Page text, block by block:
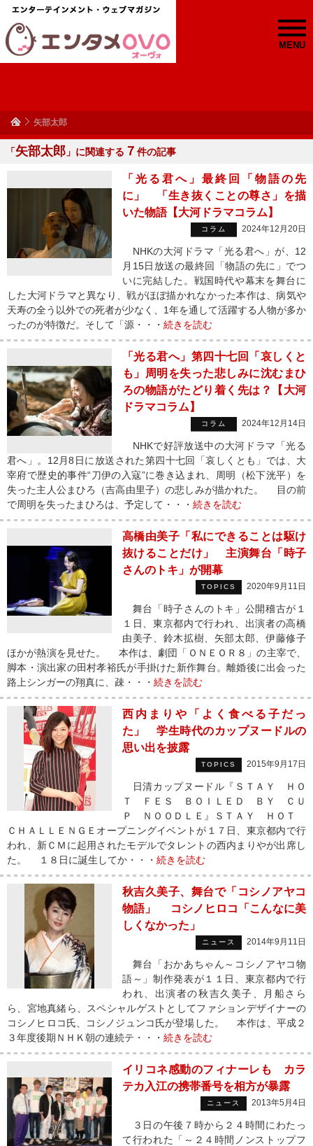
MENU
矢部太郎
「矢部太郎 」に関連する ７ 件の記事
「光る君へ」最終回「物語の先
に」 「生き抜くことの尊さ」を描
いた物語【大河ドラマコラム】
コラム 2024年12月20日
NHKの大河ドラマ「光る君へ」が、12
月15日放送の最終回「物語の先に」でつ
いに完結した。戦国時代や幕末を舞台に
した大河ドラマと異なり、戦がほぼ描かれなかった本作は、病気や
天寿の全う以外での死者が少なく、1年を通して活躍する人物が多か
ったのが特徴だ。そして「源・・・ 続きを読む
「光る君へ」第四十七回「哀しくと
も」周明を失った悲しみに沈むまひ
ろの物語がたどり着く先は？【大河
ドラマコラム】
コラム 2024年12月14日
NHKで好評放送中の大河ドラマ「光る
君へ」。12月8日に放送された第四十七回「哀しくとも」では、大
宰府で歴史的事件“刀伊の入寇”に巻き込まれ、周明（松下洸平）を
失った主人公まひろ（吉高由里子）の悲しみが描かれた。 目の前
で周明を失ったまひろは、予定して・・・ 続きを読む
高橋由美子「私にできることは駆け
抜けることだけ」 主演舞台「時子
さんのトキ」が開幕
TOPICS 2020年9月11日
舞台「時子さんのトキ」公開稽古が１
１日、東京都内で行われ、出演者の高橋
由美子、鈴木拡樹、矢部太郎、伊藤修子
ほかが熱演を見せた。 本作は、劇団「ＯＮＥＯＲ８」の主宰で、
脚本・演出家の田村孝裕氏が手掛けた新作舞台。離婚後に出会った
路上シンガーの翔真に、疎・・・ 続きを読む
西内まりや「よく食べる子だっ
た」 学生時代のカップヌードルの
思い出を披露
TOPICS 2015年9月17日
日清カップヌードル『ＳＴＡＹ ＨＯ
Ｔ ＦＥＳ ＢＯＩＬＥＤ ＢＹ ＣＵ
Ｐ ＮＯＯＤＬＥ』ＳＴＡＹ ＨＯＴ
ＣＨＡＬＬＥＮＧＥオープニングイベントが１７日、東京都内で行
われ、新ＣＭに起用されたモデルでタレントの西内まりやが出席し
た。 １８日に誕生してか・・・ 続きを読む
秋吉久美子、舞台で「コシノアヤコ
物語」 コシノヒロコ「こんなに美
しくなかった」
ニュース 2014年9月11日
舞台「おかあちゃん～コシノアヤコ物
語～」制作発表が１１日、東京都内で行
われ、出演者の秋吉久美子、月船さら
ら、宮地真緒ら、スペシャルゲストとしてファションデザイナーの
コシノヒロコ氏、コシノジュンコ氏が登場した。 本作は、平成２
３年度後期ＮＨＫ朝の連続テ・・・ 続きを読む
イリコネ感動のフィナーレも カラ
テカ入江の携帯番号を相方が暴露
ニュース 2013年5月4日
３日の午後７時から２４時間にわたっ
て行われた「～２４時間ノンストップフ